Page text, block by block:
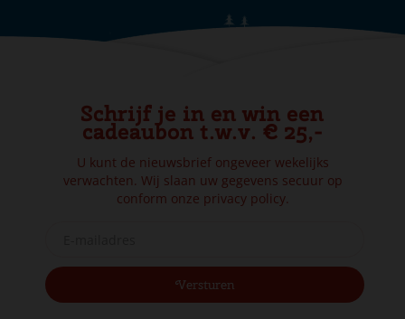
Schrijf je in en win een
cadeaubon t.w.v. € 25,-
U kunt de nieuwsbrief ongeveer wekelijks
verwachten. Wij slaan uw gegevens secuur op
conform onze privacy policy.